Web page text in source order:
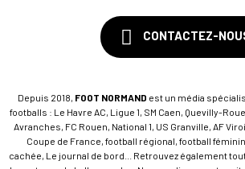
CONTACTEZ-
Depuis 2018, FOOT NORMAND est un média
footballs : Le Havre AC, Ligue 1, SM Caen, Quevilly-
Avranches, FC Rouen, National 1, US Granville, AF
Coupe de France, football régional, football
cachée, Le journal de bord... Retrouvez également